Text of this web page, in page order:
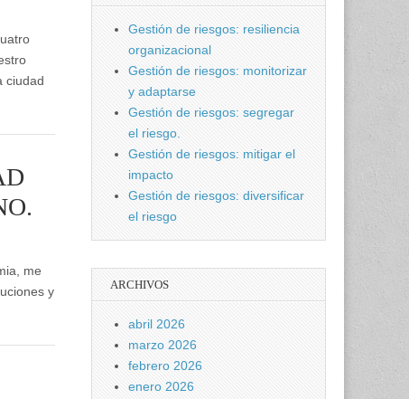
ciudad
me
y
Gestión de riesgos: resiliencia
organizacional
Gestión de riesgos: monitorizar
y adaptarse
Gestión de riesgos: segregar
el riesgo.
Gestión de riesgos: mitigar el
impacto
Gestión de riesgos: diversificar
el riesgo
ARCHIVOS
abril 2026
marzo 2026
febrero 2026
enero 2026